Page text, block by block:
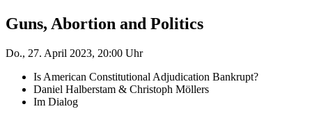
Guns, Abortion and Politics
Do., 27. April 2023, 20:00 Uhr
Is American Constitutional Adjudication Bankrupt?
Daniel Halberstam & Christoph Möllers
Im Dialog